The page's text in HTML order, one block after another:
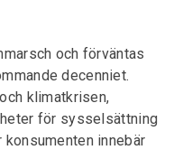
och förväntas
decenniet.
klimatkrisen,
för sysselsättning
innebär